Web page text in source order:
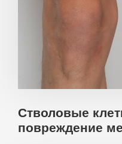
Стволовые
повреждение